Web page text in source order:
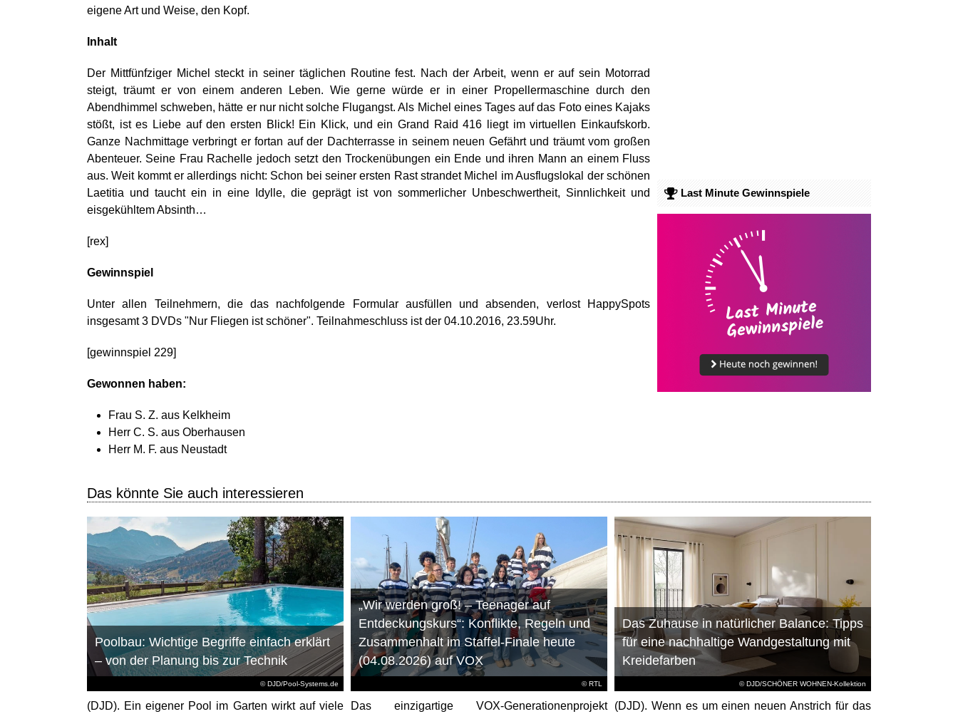
eigene Art und Weise, den Kopf.
Inhalt
Der Mittfünfziger Michel steckt in seiner täglichen Routine fest. Nach der Arbeit, wenn er auf sein Motorrad
steigt, träumt er von einem anderen Leben. Wie gerne würde er in einer Propellermaschine durch den
Abendhimmel schweben, hätte er nur nicht solche Flugangst. Als Michel eines Tages auf das Foto eines Kajaks
stößt, ist es Liebe auf den ersten Blick! Ein Klick, und ein Grand Raid 416 liegt im virtuellen Einkaufskorb.
Ganze Nachmittage verbringt er fortan auf der Dachterrasse in seinem neuen Gefährt und träumt vom großen
Abenteuer. Seine Frau Rachelle jedoch setzt den Trockenübungen ein Ende und ihren Mann an einem Fluss
aus. Weit kommt er allerdings nicht: Schon bei seiner ersten Rast strandet Michel im Ausflugslokal der schönen
Laetitia und taucht ein in eine Idylle, die geprägt ist von sommerlicher Unbeschwertheit, Sinnlichkeit und
eisgekühltem Absinth…
[rex]
Gewinnspiel
Unter allen Teilnehmern, die das nachfolgende Formular ausfüllen und absenden, verlost HappySpots
insgesamt 3 DVDs "Nur Fliegen ist schöner". Teilnahmeschluss ist der 04.10.2016, 23.59Uhr.
[gewinnspiel 229]
Gewonnen haben:
Frau S. Z. aus Kelkheim
Herr C. S. aus Oberhausen
Herr M. F. aus Neustadt
Last Minute Gewinnspiele
Das könnte Sie auch interessieren
© DJD/Pool-Systems.de
Poolbau: Wichtige Begriffe einfach erklärt
– von der Planung bis zur Technik
(DJD). Ein eigener Pool im Garten wirkt auf viele
©RTL
„Wir werden groß! – Teenager auf
Entdeckungskurs“: Konflikte, Regeln und
Zusammenhalt im Staffel-Finale heute
(04.08.2026) auf VOX
Das einzigartige VOX-Generationenprojekt
© DJD/SCHÖNER WOHNEN-Kollektion
Das Zuhause in natürlicher Balance: Tipps
für eine nachhaltige Wandgestaltung mit
Kreidefarben
(DJD). Wenn es um einen neuen Anstrich für das